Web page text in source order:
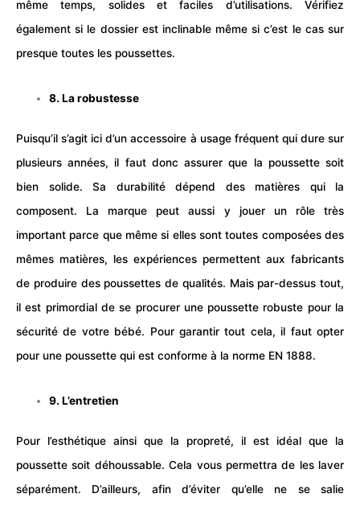
même temps, solides et faciles d’utilisations. Vérifiez
également si le dossier est inclinable même si c’est le cas sur
presque toutes les poussettes.
8. La robustesse
Puisqu’il s’agit ici d’un accessoire à usage fréquent qui dure sur
plusieurs années, il faut donc assurer que la poussette soit
bien solide. Sa durabilité dépend des matières qui la
composent. La marque peut aussi y jouer un rôle très
important parce que même si elles sont toutes composées des
mêmes matières, les expériences permettent aux fabricants
de produire des poussettes de qualités. Mais par-dessus tout,
il est primordial de se procurer une poussette robuste pour la
sécurité de votre bébé. Pour garantir tout cela, il faut opter
pour une poussette qui est conforme à la norme EN 1888.
9. L’entretien
Pour l’esthétique ainsi que la propreté, il est idéal que la
poussette soit déhoussable. Cela vous permettra de les laver
séparément. D’ailleurs, afin d’éviter qu’elle ne se salie